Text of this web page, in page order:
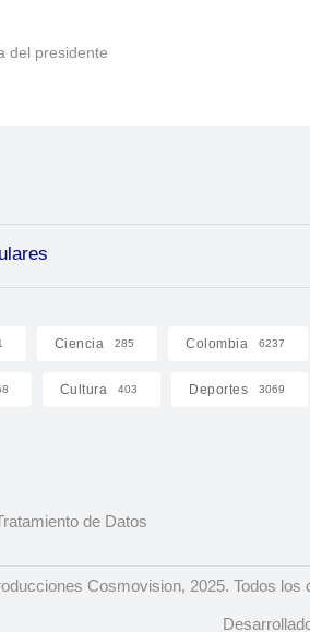
del presidente
Ciencia 285 Colombia 6237
Cultura 403 Deportes 3069
de Datos
Cosmovision, 2025. Todos los